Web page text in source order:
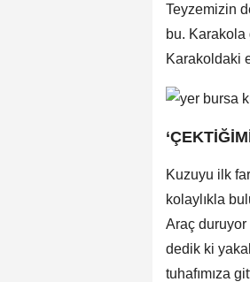
Teyzemizin
bu. Karakola
Karakoldaki
Kuzuyu ilk
kolaylıkla
Araç duruyor
dedik ki
tuhafımıza